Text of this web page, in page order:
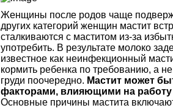
Женщины после родов чаще
других категорий женщин мастит
сталкиваются с маститом из-за
употребить. В результате молоко
известное как неинфекционный
кормить ребенка по требованию, а
груди поочередно. Мастит может
факторами, влияющими на
Основные причины мастита